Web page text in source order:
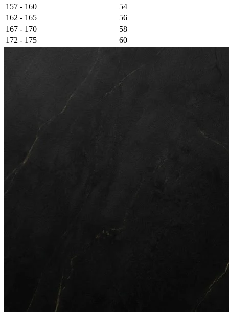
157 - 160
54
162 - 165
56
167 - 170
58
172 - 175
60